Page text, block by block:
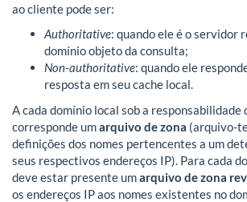
ao cliente pode ser:
Authoritative: quando ele é o servidor
domínio objeto da consulta;
Non-authoritative: quando ele
resposta em seu cache local.
A cada domínio local sob a responsabilidade
corresponde umarquivo de zona (arquivo-
definições dos nomes pertencentes a um
seus respectivos endereços IP). Para cada
deve estar presente umarquivo de zona
os endereços IP aos nomes existentes no